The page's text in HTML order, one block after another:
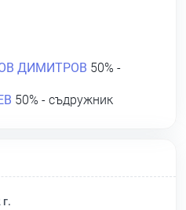
ДИМИТРОВ 50% -
50% - съдружник